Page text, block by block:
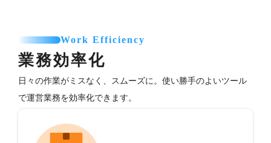
Work Efficiency
業務効率化
日々の作業がミスなく、スムーズに。使い勝手のよいツール
で運営業務を効率化できます。